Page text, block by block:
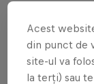
Cheile
21:00 -
Acest
din punct de
site-ul va
la terți) sau